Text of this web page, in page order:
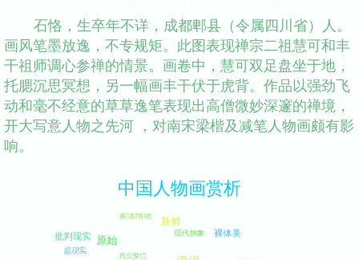
石恪，生卒年不详，成都郫县（令属四川省）人。
画风笔墨放逸，不专规矩。此图表现禅宗二祖慧可和丰
干祖师调心参禅的情景。画卷中，慧可双足盘坐于地，
托腮沉思冥想，另一幅画丰干伏于虎背。作品以强劲飞
动和毫不经意的草草逸笔表现出高僧微妙深邃的禅境，
开大写意人物之先河 ，对南宋梁楷及减笔人物画颇有影
响。
中国人物画赏析